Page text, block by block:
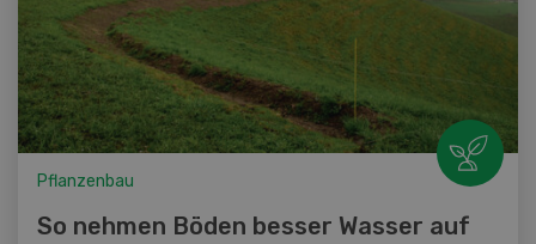
Pflanzenbau
So nehmen Böden besser Wasser auf